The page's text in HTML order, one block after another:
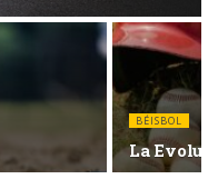
BÉISBOL
La